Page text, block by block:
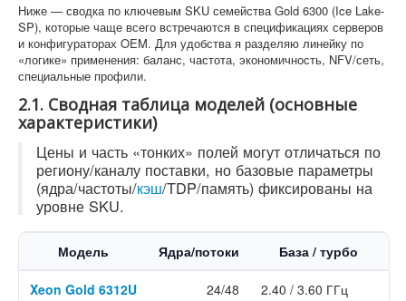
Ниже — сводка по ключевым SKU семейства Gold 6300 (Ice Lake-
SP), которые чаще всего встречаются в спецификациях серверов
и конфигураторах OEM. Для удобства я разделяю линейку по
«логике» применения: баланс, частота, экономичность, NFV/сеть,
специальные профили.
2.1. Сводная таблица моделей (основные
характеристики)
Цены и часть «тонких» полей могут отличаться по
региону/каналу поставки, но базовые параметры
(ядра/частоты/кэш/TDP/память) фиксированы на
уровне SKU.
Модель Ядра/потоки База / турбо
Xeon Gold 6312U 24/48 2.40 / 3.60 ГГц